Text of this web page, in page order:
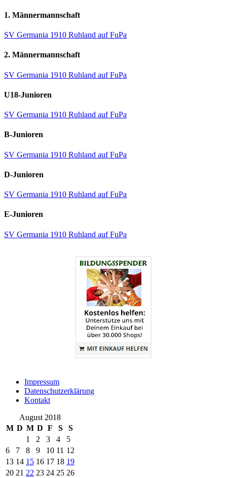
1. Männermannschaft
SV Germania 1910 Ruhland auf FuPa
2. Männermannschaft
SV Germania 1910 Ruhland auf FuPa
U18-Junioren
SV Germania 1910 Ruhland auf FuPa
B-Junioren
SV Germania 1910 Ruhland auf FuPa
D-Junioren
SV Germania 1910 Ruhland auf FuPa
E-Junioren
SV Germania 1910 Ruhland auf FuPa
Impressum
Datenschutzerklärung
Kontakt
August 2018
M D M D F S
S
1
2 3 4
5
6
7 8 9 10 11 12
13 14 15 16 17 18 19
20 21 22 23 24 25 26